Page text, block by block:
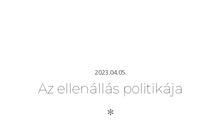
2023.04.05.
Az ellenállás politikája
✻